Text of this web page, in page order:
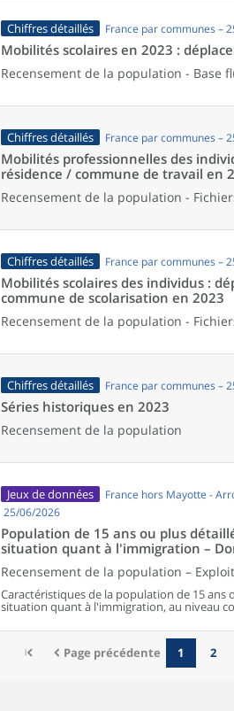
Chiffres détaillés France par communes –
Mobilités scolaires en 2023 :
Recensement de la population - Base
Chiffres détaillés France par communes –
Mobilités professionnelles des
résidence / commune de travail en
Recensement de la population -
Chiffres détaillés France par communes –
Mobilités scolaires des individus :
commune de scolarisation en 2023
Recensement de la population -
Chiffres détaillés France par communes –
Séries historiques en 2023
Recensement de la population
Jeux de données
France hors Mayotte -
25/06/2026
Population de 15 ans ou plus
situation quant à l'immigration –
Recensement de la population –
Caractéristiques de la population de 15 ans
situation quant à l'immigration, au niveau
Page précédente 1 2